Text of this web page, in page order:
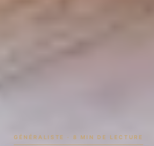
GÉNÉRALISTE · 8 MIN DE LECTURE